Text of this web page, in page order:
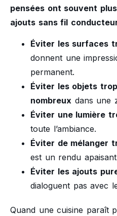
pensées ont souvent
ajouts sans fil
Éviter les surfaces
donnent une
permanent.
Éviter les objets
nombreux dans une
Éviter une lumière
toute l’ambiance.
Éviter de mélanger
est un rendu
Éviter les ajouts
dialoguent pas avec
Quand une cuisine paraît